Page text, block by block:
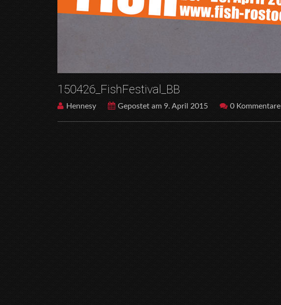
150426_FishFestival_BB
Hennesy Gepostet am 9. April 2015 0 Kommentare